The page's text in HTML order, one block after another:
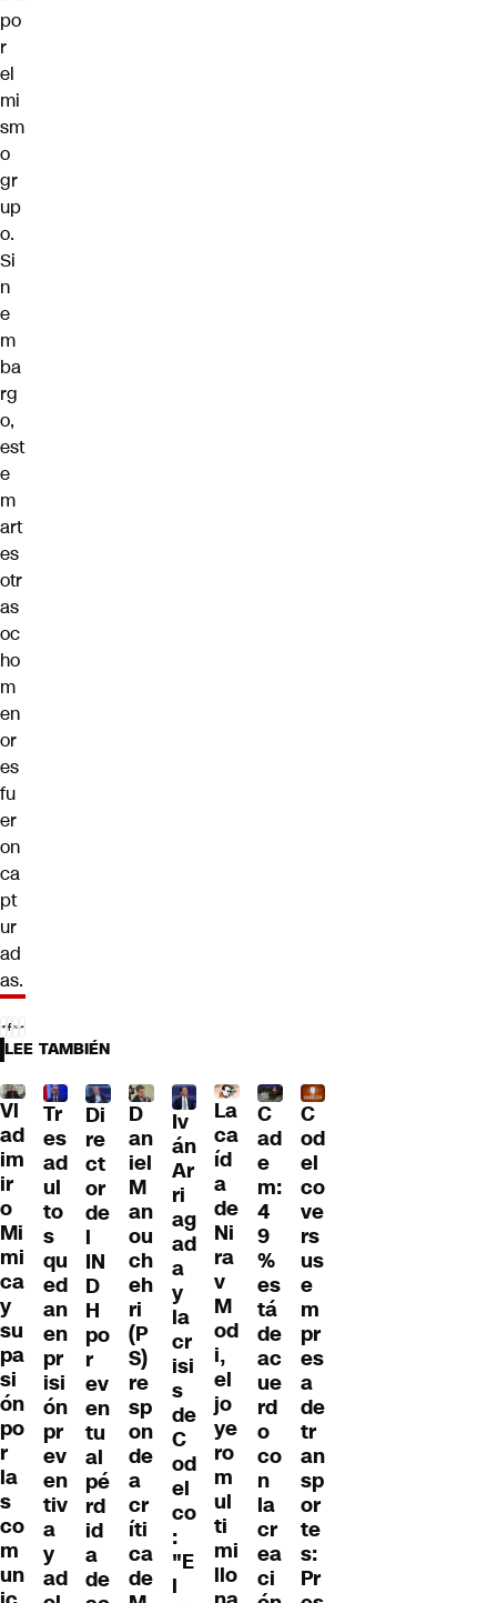
po
r
el
mi
sm
o
gr
up
o.
Si
n
e
m
ba
rg
o,
est
e
m
art
es
otr
as
oc
ho
m
en
or
es
fu
er
on
ca
pt
ur
ad
as.
LEE TAMBIÉN
Vl
ad
im
ir
o
Mi
mi
ca
y
su
pa
si
ón
po
r
la
s
co
m
un
Tr
es
ad
ul
to
s
qu
ed
an
en
pr
isi
ón
pr
ev
en
tiv
a
y
ad
Di
re
ct
or
de
l
IN
D
H
po
r
ev
en
tu
al
pé
rd
id
a
de
D
an
iel
M
an
ou
ch
eh
ri
(P
S)
re
sp
on
de
a
cr
íti
ca
de
Iv
án
Ar
ri
ag
ad
a
y
la
cr
isi
s
de
C
od
el
co
:
"E
l
La
ca
íd
a
de
Ni
ra
v
M
od
i,
el
jo
ye
ro
m
ul
ti
mi
llo
C
ad
e
m:
4
9
%
es
tá
de
ac
ue
rd
o
co
n
la
cr
ea
ci
C
od
el
co
ve
rs
us
e
m
pr
es
a
de
tr
an
sp
or
te
s:
Pr